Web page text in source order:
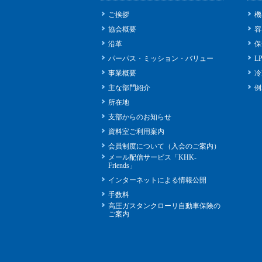
ご挨拶
協会概要
沿革
パーパス・ミッション・バリュー
事業概要
主な部門紹介
所在地
支部からのお知らせ
資料室ご利用案内
会員制度について（入会のご案内）
メール配信サービス「KHK-
Friends」
インターネットによる情報公開
手数料
高圧ガスタンクローリ自動車保険の
ご案内